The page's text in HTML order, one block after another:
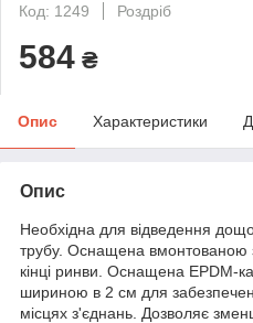
Код: 1249
Роздріб
584 ₴
Опис Характеристики
Опис
Необхідна для відведення
трубу. Оснащена вмонтованою
кінці ринви. Оснащена EPDM-
шириною в 2 см для
місцях з'єднань. Дозволяє